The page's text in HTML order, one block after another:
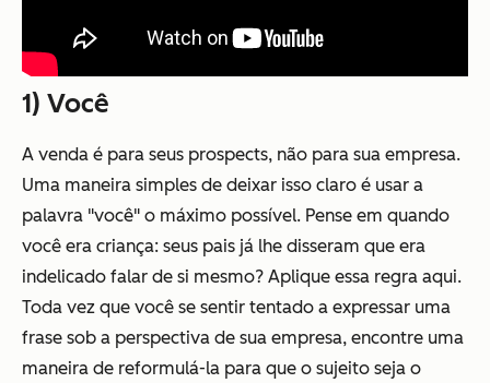
1) Você
A venda é para seus prospects, não para sua empresa.
Uma maneira simples de deixar isso claro é usar a
palavra "você" o máximo possível. Pense em quando
você era criança: seus pais já lhe disseram que era
indelicado falar de si mesmo? Aplique essa regra aqui.
Toda vez que você se sentir tentado a expressar uma
frase sob a perspectiva de sua empresa, encontre uma
maneira de reformulá-la para que o sujeito seja o